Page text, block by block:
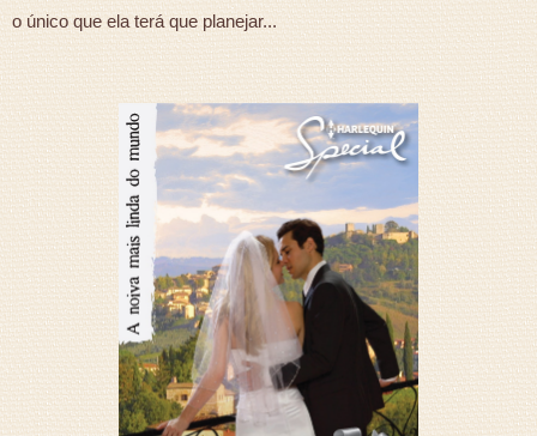
o único que ela terá que planejar...